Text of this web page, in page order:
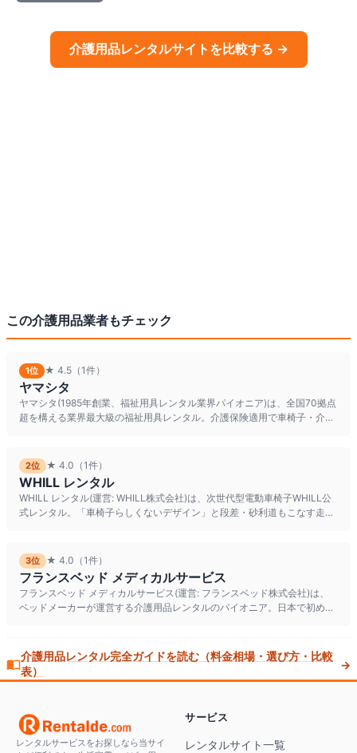
介護用品レンタルサイトを比較する →
この介護用品業者もチェック
1位 ★ 4.5 （1件）
ヤマシタ
ヤマシタ(1985年創業、福祉用具レンタル業界パイオニア)は、全国70拠点
超を構える業界最大級の福祉用具レンタル。介護保険適用で車椅子・介護
2位 ★ 4.0 （1件）
WHILL レンタル
WHILL レンタル(運営: WHILL株式会社)は、次世代型電動車椅子WHILL公
式レンタル。「車椅子らしくないデザイン」と段差・砂利道もこなす走破
3位 ★ 4.0 （1件）
フランスベッド メディカルサービス
フランスベッド メディカルサービス(運営: フランスベッド株式会社)は、
ベッドメーカーが運営する介護用品レンタルのパイオニア。日本で初めて
介護用品レンタル完全ガイドを読む（料金相場・選び方・比較
表）
→
レンタルサービスをお探しなら当サイ
サービス
レンタルサイト一覧